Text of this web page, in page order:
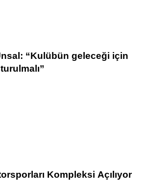
“Kulübün geleceği için
Kompleksi Açılıyor